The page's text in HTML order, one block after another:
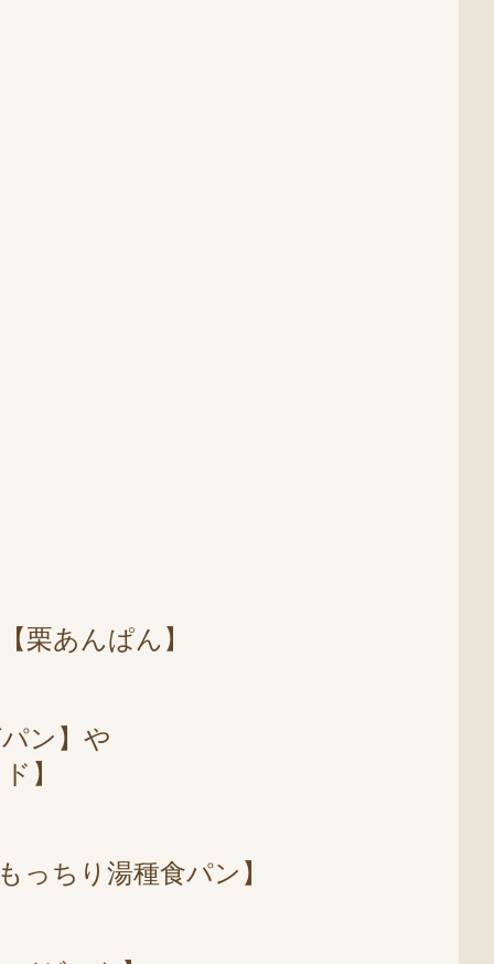
栗あんぱん】
ン】や
】
もっちり湯種食パン】